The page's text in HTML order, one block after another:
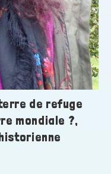
terre de refuge
mondiale ?,